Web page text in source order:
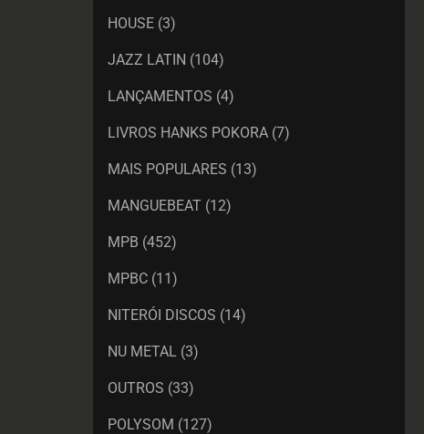
HOUSE (3)
JAZZ LATIN (104)
LANÇAMENTOS (4)
LIVROS HANKS POKORA (7)
MAIS POPULARES (13)
MANGUEBEAT (12)
MPB (452)
MPBC (11)
NITERÓI DISCOS (14)
NU METAL (3)
OUTROS (33)
POLYSOM (127)